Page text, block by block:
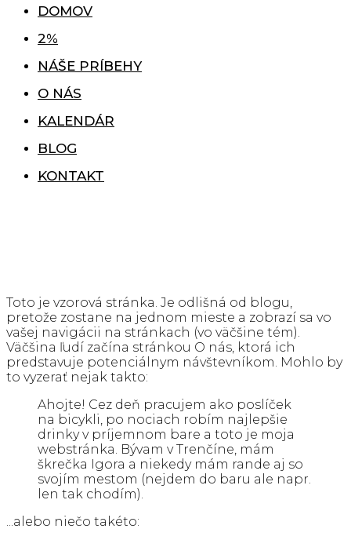
DOMOV
2%
NÁŠE PRÍBEHY
O NÁS
KALENDÁR
BLOG
KONTAKT
Toto je vzorová stránka. Je odlišná od blogu,
pretože zostane na jednom mieste a zobrazí sa vo
vašej navigácii na stránkach (vo väčšine tém).
Väčšina ľudí začína stránkou O nás, ktorá ich
predstavuje potenciálnym návštevníkom. Mohlo by
to vyzerať nejak takto:
Ahojte! Cez deň pracujem ako poslíček
na bicykli, po nociach robím najlepšie
drinky v príjemnom bare a toto je moja
webstránka. Bývam v Trenčíne, mám
škrečka Igora a niekedy mám rande aj so
svojím mestom (nejdem do baru ale napr.
len tak chodím).
...alebo niečo takéto: